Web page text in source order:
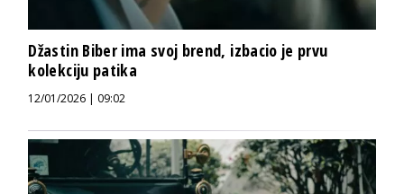
Džastin Biber ima svoj brend, izbacio je prvu
kolekciju patika
12/01/2026 | 09:02